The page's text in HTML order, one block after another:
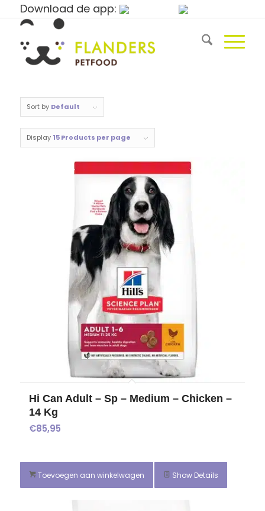
Download de app:
Sort by Default
Display 15 Products per page
Hi Can Adult – Sp – Medium – Chicken –
14 Kg
€85,95
Toevoegen aan winkelwagen Show Details